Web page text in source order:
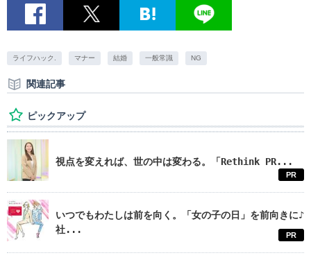
ライフハック. マナー 結婚 一般常識 NG
関連記事
ピックアップ
視点を変えれば、世の中は変わる。「Rethink PR...
PR
いつでもわたしは前を向く。「女の子の日」を前向きに♪
社...
PR